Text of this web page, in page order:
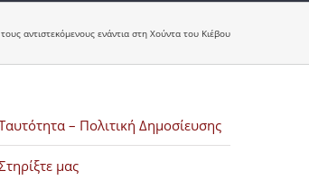
αντιστεκόμενους ενάντια στη Χούντα του Κιέβου
– Πολιτική Δημοσίευσης
μας